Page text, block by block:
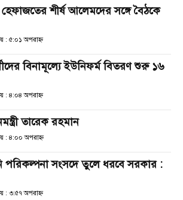
হেফাজতের শীর্ষ আলেমদের সঙ্গে বৈঠকে
: ৫:০১ অপরাহ্ণ
বিনামূল্যে ইউনিফর্ম বিতরণ শুরু ১৬
: ৪:০৪ অপরাহ্ণ
তারেক রহমান
: ৪:০০ অপরাহ্ণ
পরিকল্পনা সংসদে তুলে ধরবে সরকার :
: ৩:৫৭ অপরাহ্ণ